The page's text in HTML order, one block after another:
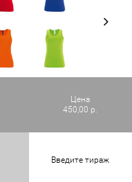
Цена
450,00 р.
Введите тираж